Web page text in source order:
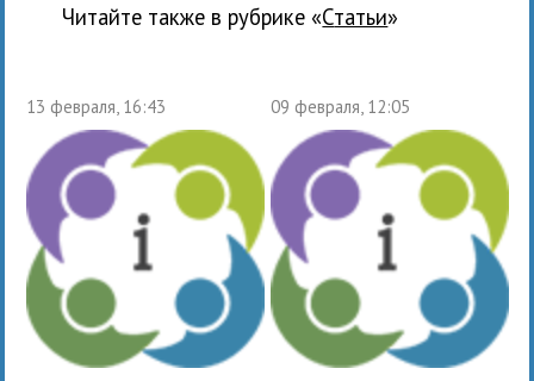
Читайте также в рубрике « Статьи»
13 февраля, 16:43 09 февраля, 12:05